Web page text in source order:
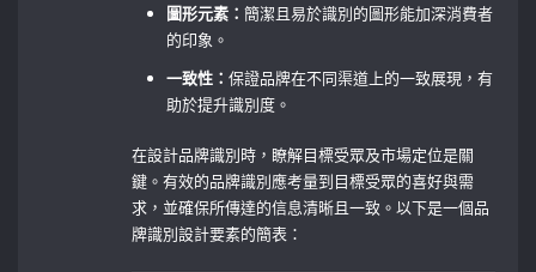
圖形元素：簡潔且易於識別的圖形能加深消費者
的印象。
一致性：保證品牌在不同渠道上的一致展現，有
助於提升識別度。
在設計品牌識別時，瞭解目標受眾及市場定位是關
鍵。有效的品牌識別應考量到目標受眾的喜好與需
求，並確保所傳達的信息清晰且一致。以下是一個品
牌識別設計要素的簡表：